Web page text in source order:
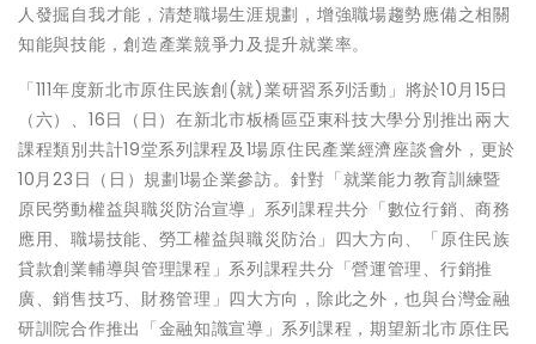
人發掘自我才能，清楚職場生涯規劃，增強職場趨勢應備之相關
知能與技能，創造產業競爭力及提升就業率。
「111年度新北市原住民族創(就)業研習系列活動」將於10月15日
（六）、16日（日）在新北市板橋區亞東科技大學分別推出兩大
課程類別共計19堂系列課程及1場原住民產業經濟座談會外，更於
10月23日（日）規劃1場企業參訪。針對「就業能力教育訓練暨
原民勞動權益與職災防治宣導」系列課程共分「數位行銷、商務
應用、職場技能、勞工權益與職災防治」四大方向、「原住民族
貸款創業輔導與管理課程」系列課程共分「營運管理、行銷推
廣、銷售技巧、財務管理」四大方向，除此之外，也與台灣金融
研訓院合作推出「金融知識宣導」系列課程，期望新北市原住民